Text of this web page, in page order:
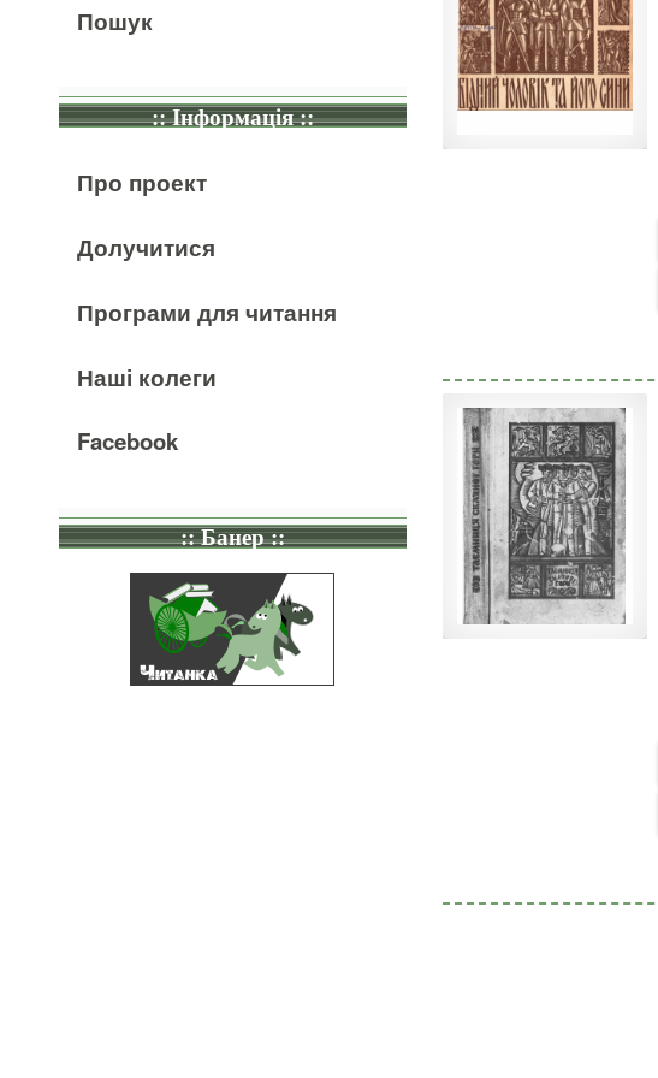
Пошук
:: Інформація ::
Про проект
Долучитися
Програми для читання
Наші колеги
Facebook
:: Банер ::